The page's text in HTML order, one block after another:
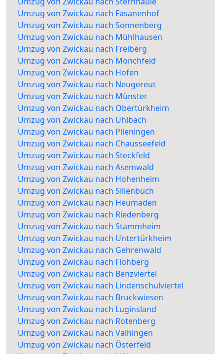
Umzug von Zwickau nach Fasanenhof
Umzug von Zwickau nach Sonnenberg
Umzug von Zwickau nach Mühlhausen
Umzug von Zwickau nach Freiberg
Umzug von Zwickau nach Mönchfeld
Umzug von Zwickau nach Hofen
Umzug von Zwickau nach Neugereut
Umzug von Zwickau nach Münster
Umzug von Zwickau nach Obertürkheim
Umzug von Zwickau nach Uhlbach
Umzug von Zwickau nach Plieningen
Umzug von Zwickau nach Chausseefeld
Umzug von Zwickau nach Steckfeld
Umzug von Zwickau nach Asemwald
Umzug von Zwickau nach Hohenheim
Umzug von Zwickau nach Sillenbuch
Umzug von Zwickau nach Heumaden
Umzug von Zwickau nach Riedenberg
Umzug von Zwickau nach Stammheim
Umzug von Zwickau nach Untertürkheim
Umzug von Zwickau nach Gehrenwald
Umzug von Zwickau nach Flohberg
Umzug von Zwickau nach Benzviertel
Umzug von Zwickau nach Lindenschulviertel
Umzug von Zwickau nach Bruckwiesen
Umzug von Zwickau nach Luginsland
Umzug von Zwickau nach Rotenberg
Umzug von Zwickau nach Vaihingen
Umzug von Zwickau nach Österfeld